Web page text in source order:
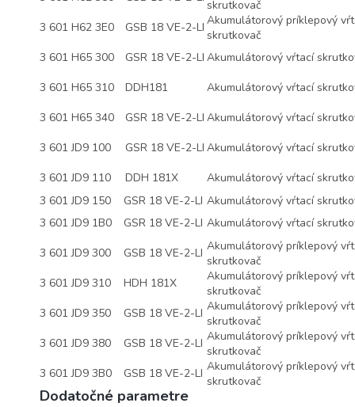
skrutkovač
3 601 H62 3E0
GSB 18 VE-2-LI Akumulátorový príklepový
skrutkovač
3 601 H65 300
GSR 18 VE-2-LI Akumulátorový vŕtací
3 601 H65 310
DDH181
Akumulátorový vŕtací
3 601 H65 340
GSR 18 VE-2-LI Akumulátorový vŕtací
3 601 JD9 100
GSR 18 VE-2-LI Akumulátorový vŕtací
3 601 JD9 110
DDH 181X
Akumulátorový vŕtací
3 601 JD9 150
GSR 18 VE-2-LI Akumulátorový vŕtací
3 601 JD9 1B0
GSR 18 VE-2-LI Akumulátorový vŕtací
3 601 JD9 300
GSB 18 VE-2-LI Akumulátorový príklepový
skrutkovač
3 601 JD9 310
HDH 181X
Akumulátorový príklepový
skrutkovač
3 601 JD9 350
GSB 18 VE-2-LI Akumulátorový príklepový
skrutkovač
3 601 JD9 380
GSB 18 VE-2-LI Akumulátorový príklepový
skrutkovač
3 601 JD9 3B0
GSB 18 VE-2-LI Akumulátorový príklepový
skrutkovač
Dodatočné parametre